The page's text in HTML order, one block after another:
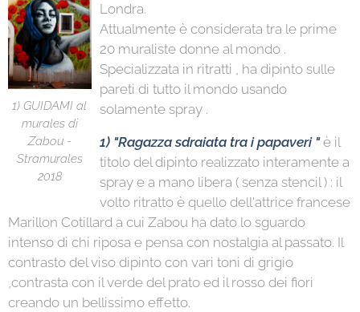
1) GUIDAMI al
murales di
Zabou -
Stramurales
2018
Londra.
Attualmente è considerata tra le prime
20 muraliste donne al mondo .
Specializzata in ritratti , ha dipinto sulle
pareti di tutto il mondo usando
solamente spray .
1) "Ragazza sdraiata tra i papaveri "è il
titolo del dipinto realizzato interamente a
spray e a mano libera ( senza stencil ) : il
volto ritratto è quello dell'attrice francese
Marillon Cotillard a cui Zabou ha dato lo sguardo
intenso di chi riposa e pensa con nostalgia al passato. Il
contrasto del viso dipinto con vari toni di grigio
,contrasta con il verde del prato ed il rosso dei fiori
creando un bellissimo effetto.